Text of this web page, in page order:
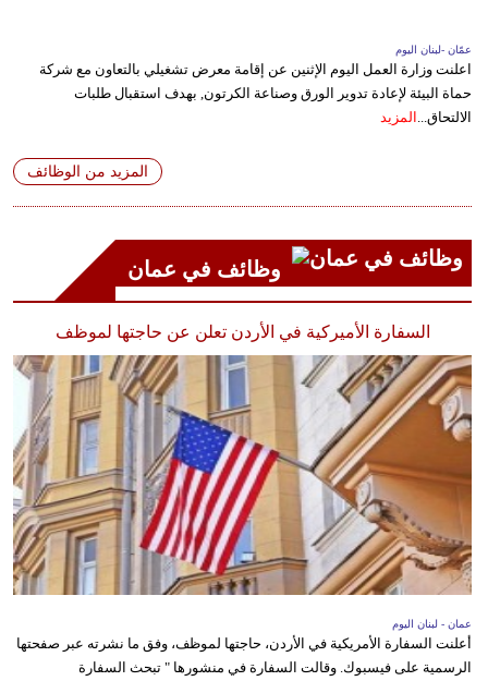
عمّان -لبنان اليوم
اعلنت وزارة العمل اليوم الإثنين عن إقامة معرض تشغيلي بالتعاون مع شركة
حماة البيئة لإعادة تدوير الورق وصناعة الكرتون, بهدف استقبال طلبات
الالتحاق... المزيد
المزيد من الوظائف
وظائف في عمان
السفارة الأميركية في الأردن تعلن عن حاجتها لموظف
عمان - لبنان اليوم
أعلنت السفارة الأمريكية في الأردن، حاجتها لموظف، وفق ما نشرته عبر صفحتها
الرسمية على فيسبوك. وقالت السفارة في منشورها " تبحث السفارة